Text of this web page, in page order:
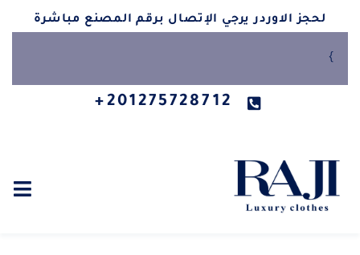
لحجز الاوردر يرجي الإتصال برقم المصنع مباشرة
}
201275728712+